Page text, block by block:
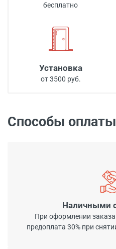
бесплатно
Установка
от 3500 руб.
Способы оплаты
Наличными
При оформлении заказа
предоплата 30% при